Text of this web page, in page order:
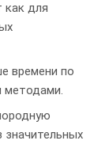
как для
времени по
методами.
значительных